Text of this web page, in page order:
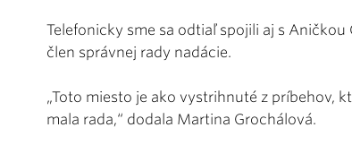
Telefonicky sme sa odtiaľ spojili aj s
člen správnej rady nadácie.
„Toto miesto je ako vystrihnuté z príbehov,
mala rada,“ dodala Martina Grochálová.